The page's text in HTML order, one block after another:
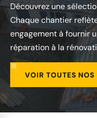
Découvrez une
Chaque chantier
engagement à fournir
réparation à la
VOIR TOUTES